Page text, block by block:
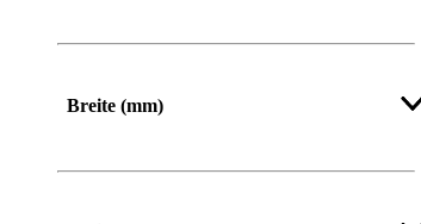
Breite (mm)
Von Bis